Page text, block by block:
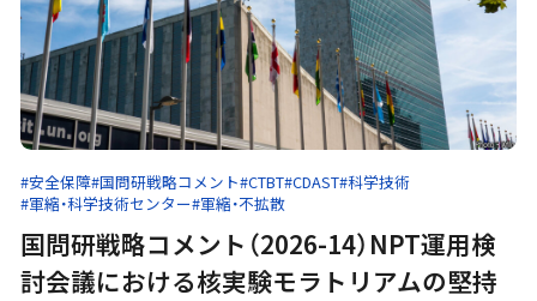
#安全保障#国問研戦略コメント#CTBT#CDAST#科学技術
#軍縮・科学技術センター#軍縮・不拡散
国問研戦略コメント（2026-14）NPT運用検
討会議における核実験モラトリアムの堅持